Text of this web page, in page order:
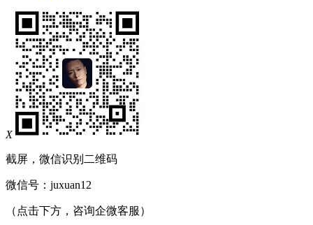
X
截屏，微信识别二维码
微信号： juxuan12
（点击下方，咨询企微客服）